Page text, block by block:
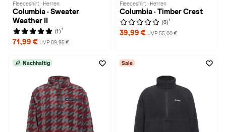
Fleeceshirt · Herren
Columbia · Sweater
Weather II
(1) 1
71,99 € UVP 89,95 €
Fleeceshirt · Herren
Columbia · Timber Crest
(0) 1
39,99 € UVP 55,00 €
Nachhaltig Sale